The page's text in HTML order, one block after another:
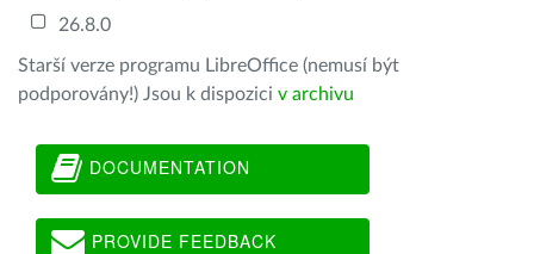
26.8.0
Starší verze programu LibreOffice (nemusí být
podporovány!) Jsou k dispozici v archivu
DOCUMENTATION
PROVIDE FEEDBACK